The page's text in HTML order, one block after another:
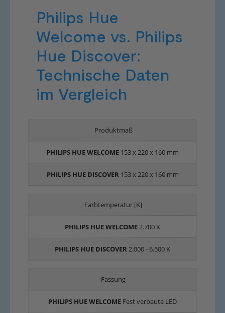
Philips Hue
Welcome vs. Philips
Hue Discover:
Technische Daten
im Vergleich
Produktmaß
153 x 220 x 160 mm
153 x 220 x 160 mm
Farbtemperatur [K]
2.700 K
2.000 - 6.500 K
Fassung
Fest verbaute LED